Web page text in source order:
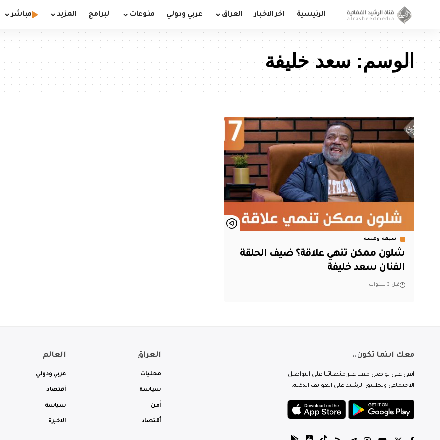
الرئيسية اخر الاخبار العراق عربي ودولي منوعات البرامج المزيد مباشر
الوسم: سعد خليفة
سبعة وهسة
شلون ممكن تنهي علاقة؟ ضيف الحلقة
الفنان سعد خليفة
قبل 3 سنوات
معك اينما تكون..
ابقى على تواصل معنا عبر منصاتنا على التواصل
الاجتماعي وتطبيق الرشيد على الهواتف الذكية.
العراق
محليات
سياسة
أمن
أقتصاد
العالم
عربي ودولي
أقتصاد
سياسة
الاخيرة